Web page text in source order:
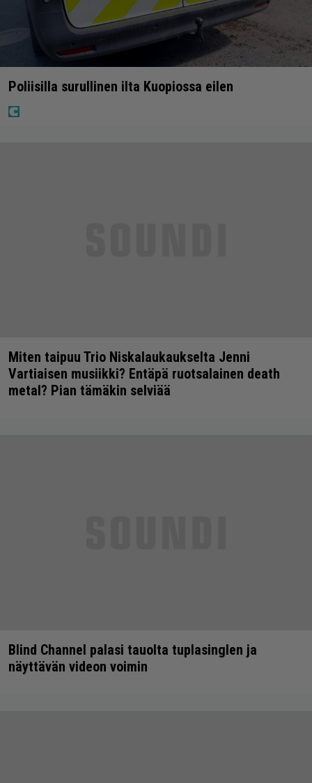
Poliisilla surullinen ilta Kuopiossa eilen
Miten taipuu Trio Niskalaukaukselta Jenni
Vartiaisen musiikki? Entäpä ruotsalainen death
metal? Pian tämäkin selviää
Blind Channel palasi tauolta tuplasinglen ja
näyttävän videon voimin